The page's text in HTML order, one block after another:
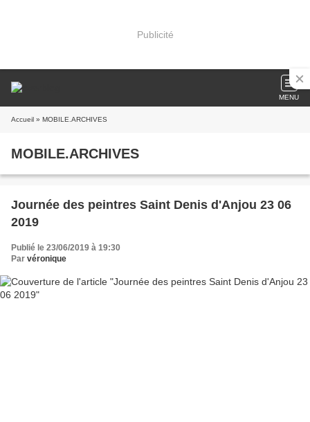
Publicité
MENU
Accueil » MOBILE.ARCHIVES
MOBILE.ARCHIVES
Journée des peintres Saint Denis d'Anjou 23 06
2019
Publié le 23/06/2019 à 19:30
Par véronique